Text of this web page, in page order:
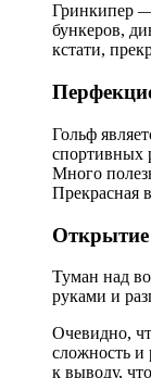
Гринкипер
бункеров,
кстати,
Гольф
спортивных
Много
Прекрасная
Туман над
руками и
Очевидно,
сложность и
к выводу,